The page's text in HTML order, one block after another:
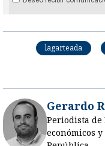
lagarteada
Gerardo
Periodista de
económicos